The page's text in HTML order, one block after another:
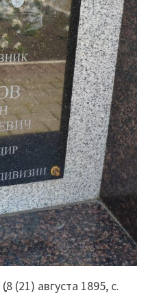
(8(21) августа 1895, с.